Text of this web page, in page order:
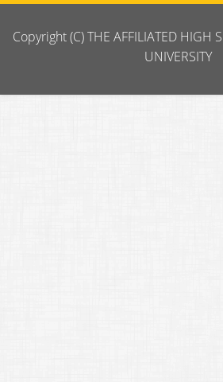
Copyright (C) THE AFFILIATED HIGH
UNIVERSITY